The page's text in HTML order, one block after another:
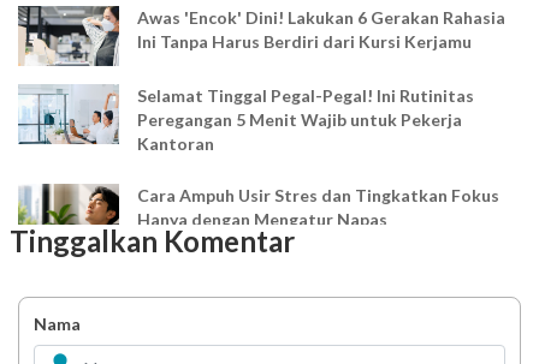
Awas 'Encok' Dini! Lakukan 6 Gerakan Rahasia
Ini Tanpa Harus Berdiri dari Kursi Kerjamu
Selamat Tinggal Pegal-Pegal! Ini Rutinitas
Peregangan 5 Menit Wajib untuk Pekerja
Kantoran
Cara Ampuh Usir Stres dan Tingkatkan Fokus
Hanya dengan Mengatur Napas
Bahagia dalam Tubuh
Minuman Manis, Teman atau Ancaman?
Tinggalkan Komentar
Nama